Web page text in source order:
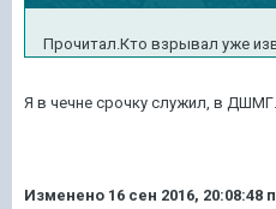
Прочитал.Кто взрывал уже
Я в чечне срочку служил, в
Изменено 16 сен 2016, 20:08:48